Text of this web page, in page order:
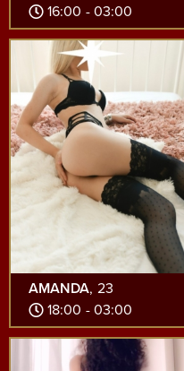
16:00 - 03:00
AMANDA, 23
18:00 - 03:00